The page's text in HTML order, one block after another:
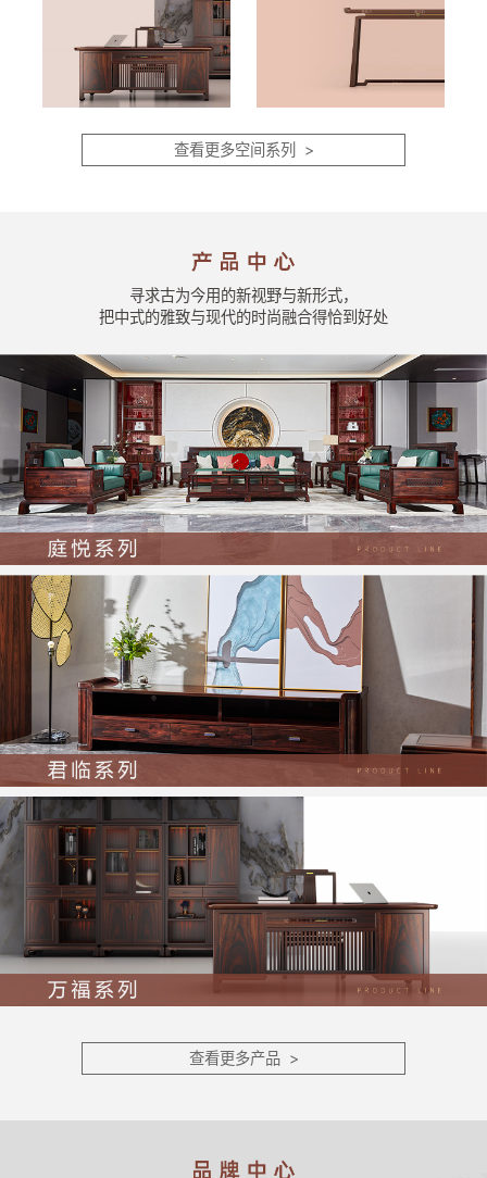
查看更多空间系列 >
寻求古为今用的新视野与新形式，
把中式的雅致与现代的时尚融合得恰到好处
查看更多产品 >